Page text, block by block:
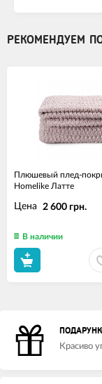
РЕКОМЕНДУЕМ
Плюшевый плед-
Homelike Латте
Цена 2 600 грн.
В наличии
Красиво